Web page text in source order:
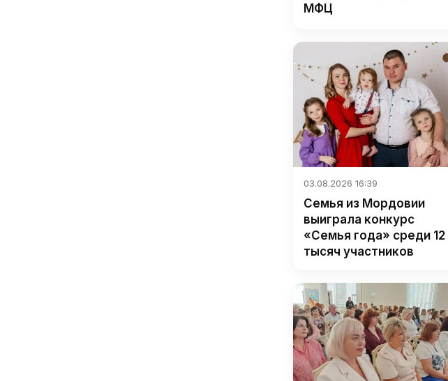
МФЦ
03.08.2026 16:39
Семья из Мордовии
выиграла конкурс
«Семья года» среди 12
тысяч участников